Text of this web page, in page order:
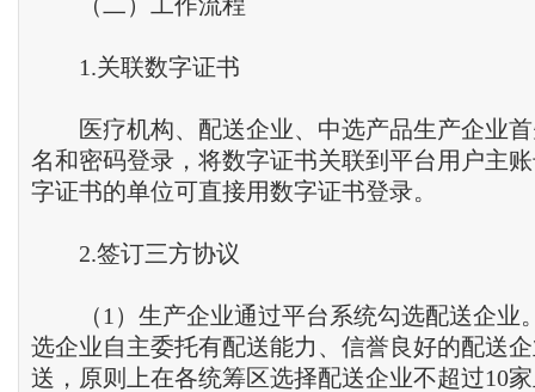
1.关联数字证书
医疗机构、配送企业、中选产品生产企业首
名和密码登录，将数字证书关联到平台用户主
字证书的单位可直接用数字证书登录。
2.签订三方协议
（1）生产企业通过平台系统勾选配送企业
选企业自主委托有配送能力、信誉良好的配送
送，原则上在各统筹区选择配送企业不超过10